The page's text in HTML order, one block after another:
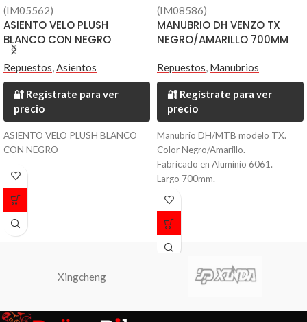
(IM05562)
ASIENTO VELO PLUSH
BLANCO CON NEGRO
Repuestos,Asientos
🔐 Regístrate para ver
precio
ASIENTO VELO PLUSH BLANCO
CON NEGRO
(IM08586)
MANUBRIO DH VENZO TX
NEGRO/AMARILLO 700MM
Repuestos, Manubrios
🔐 Regístrate para ver
precio
Manubrio DH/MTB modelo TX.
Color Negro/Amarillo.
Fabricado en Aluminio 6061.
Largo 700mm.
Peso 420 grs.
Xingcheng